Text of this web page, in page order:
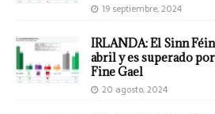
19 septiembre, 2024
IRLANDA: El Sinn
abril y es superado
Fine Gael
20 agosto, 2024